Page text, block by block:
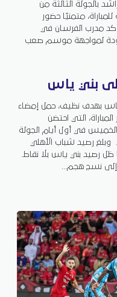
بالجولة الثالثة من
متمنيًا حضور
أكد مدرب الفرسان في
لمواجهة موسم صعب
بني ياس
بهدف نظيف، حمل إمضاء
التي احتضن
في أول أيام الجولة
وبلغ رصيد شباب الأهلي
الفوز 7 نقاط، فيما ظل رصيد بني ياس بلا نقاط.
إلى نسج هجم...